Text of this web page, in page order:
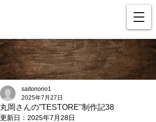
丸岡さんの”TESTORE"制作記38
saitonorio1
2025年7月27日
更新日： 2025年7月28日